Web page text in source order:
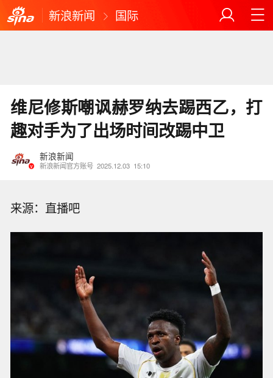
新浪新闻 国际
维尼修斯嘲讽赫罗纳去踢西乙，打
趣对手为了出场时间改踢中卫
新浪新闻
新浪新闻官方账号 2025.12.03 15:10
来源：直播吧